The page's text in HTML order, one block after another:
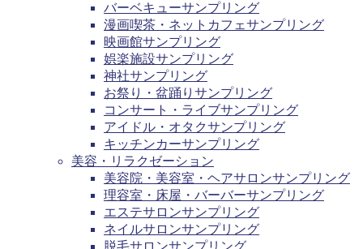
バーベキューサンプリング
漫画喫茶・ネットカフェサンプリング
映画館サンプリング
娯楽施設サンプリング
神社サンプリング
お祭り・盆踊りサンプリング
コンサート・ライブサンプリング
アイドル・オタクサンプリング
キッチンカーサンプリング
美容・リラクゼーション
美容院・美容室・ヘアサロンサンプリング
理容室・床屋・バーバーサンプリング
エステサロンサンプリング
ネイルサロンサンプリング
脱毛サロンサンプリング